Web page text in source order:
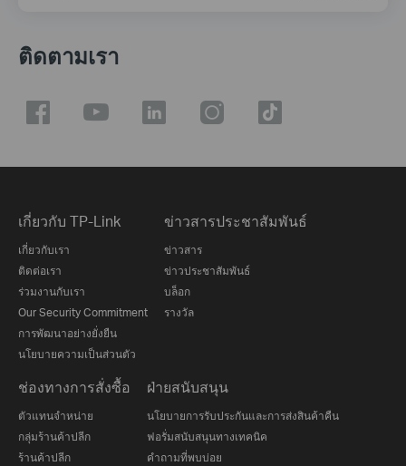
ติดตามเรา
เกี่ยวกับ TP-Link
เกี่ยวกับเรา
ติดต่อเรา
ร่วมงานกับเรา
Our Security Commitment
การพัฒนาอย่างยั่งยืน
นโยบายความเป็นส่วนตัว
ข่าวสารประชาสัมพันธ์
ข่าวสาร
ข่าวประชาสัมพันธ์
บล็อก
รางวัล
ช่องทางการสั่งซื้อ
ตัวแทนจำหน่าย
กลุ่มร้านค้าปลีก
ร้านค้าปลีก
ฝ่ายสนับสนุน
นโยบายการรับประกันและการส่งสินค้าคืน
ฟอรั่มสนับสนุนทางเทคนิค
คำถามที่พบบ่อย